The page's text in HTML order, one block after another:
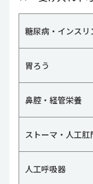
糖尿病・インスリ
胃ろう
鼻腔・経管栄養
ストーマ・人工肛
人工呼吸器